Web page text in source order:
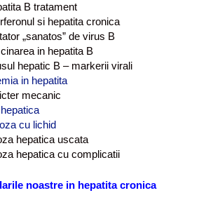
B tratament
si hepatita cronica
„sanatos” de virus B
in hepatita B
hepatic B – markerii virali
in hepatita
mecanic
cu lichid
hepatica uscata
hepatica cu complicatii
noastre in hepatita cronica